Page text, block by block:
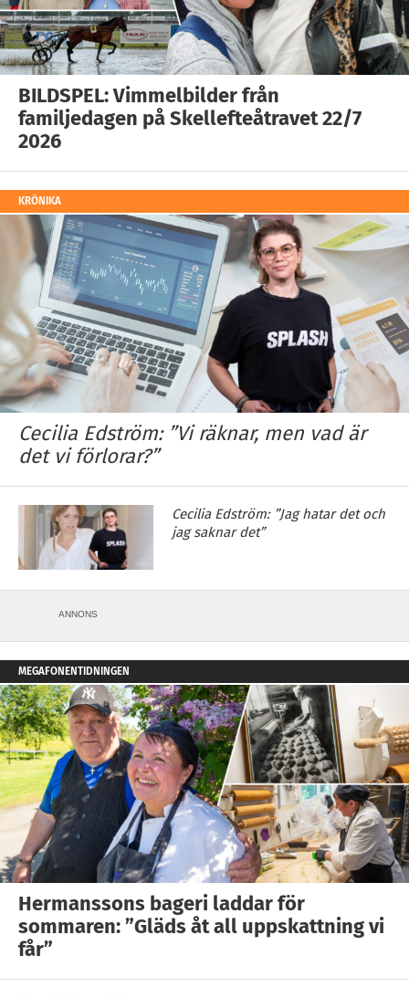
BILDSPEL: Vimmelbilder från
familjedagen på Skellefteåtravet 22/7
2026
KRÖNIKA
Cecilia Edström: ”Vi räknar, men vad är
det vi förlorar?”
Cecilia Edström: ”Jag hatar det och
jag saknar det”
ANNONS
MEGAFONENTIDNINGEN
Hermanssons bageri laddar för
sommaren: ”Gläds åt all uppskattning vi
får”